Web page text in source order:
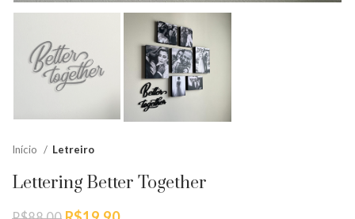
Início Letreiro
Lettering Better Together